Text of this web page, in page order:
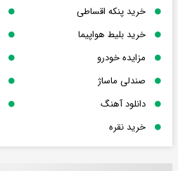
خرید پنکه اقساطی
خرید بلیط هواپیما
مزایده خودرو
صندلی ماساژ
دانلود آهنگ
خرید نقره